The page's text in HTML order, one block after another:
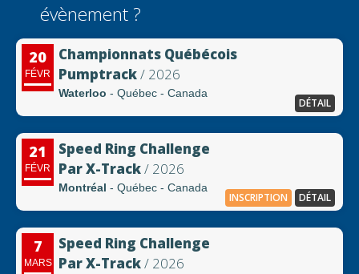
évènement ?
20
FÉVR
Championnats Québécois
Pumptrack/ 2026
Waterloo - Québec - Canada
DÉTAIL
21
FÉVR
Speed Ring Challenge
Par X-Track/ 2026
Montréal - Québec - Canada
INSCRIPTION DÉTAIL
7
MARS
Speed Ring Challenge
Par X-Track/ 2026